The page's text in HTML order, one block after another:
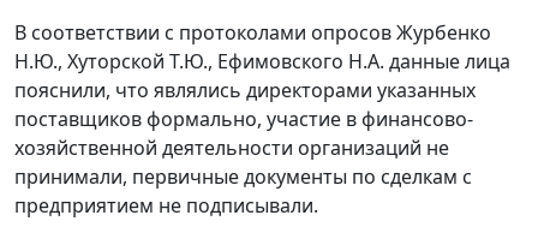
В соответствии с протоколами опросов Журбенко
Н.Ю., Хуторской Т.Ю., Ефимовского Н.А. данные лица
пояснили, что являлись директорами указанных
поставщиков формально, участие в финансово-
хозяйственной деятельности организаций не
принимали, первичные документы по сделкам с
предприятием не подписывали.